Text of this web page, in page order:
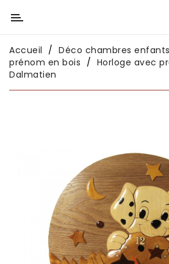
Catégorie
Déco
chambres
africaine
Accueil Déco chambres enfants
prénom en bois
Horloge avec
Dalmatien